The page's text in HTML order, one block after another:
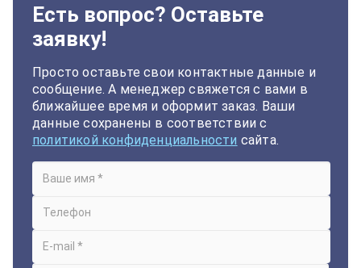
Есть вопрос? Оставьте
заявку!
Просто оставьте свои контактные данные и
сообщение. А менеджер свяжется с вами в
ближайшее время и оформит заказ. Ваши
данные сохранены в соответствии с
политикой конфиденциальности сайта.